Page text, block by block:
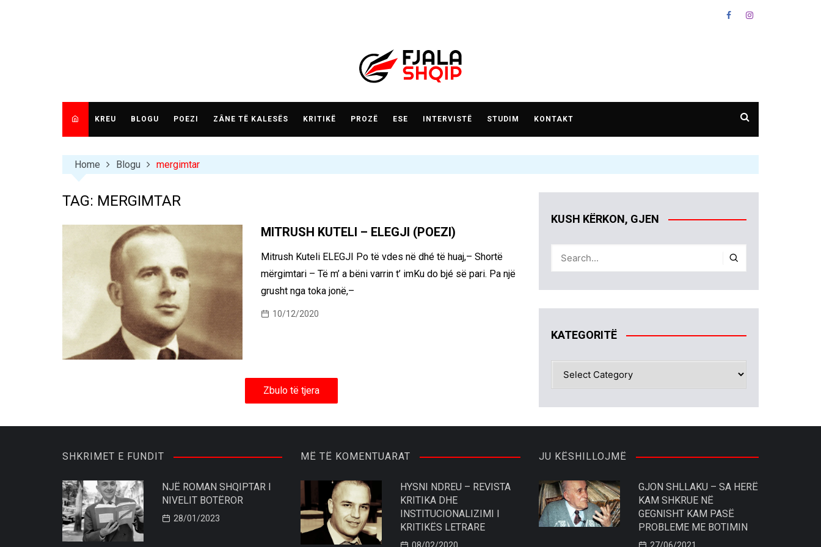
KREU BLOGU POEZI ZÂNE TË KALESËS KRITIKË PROZË ESE INTERVISTË STUDIM KONTAKT
Home Blogu mergimtar
TAG: MERGIMTAR
MITRUSH KUTELI – ELEGJI (POEZI)
Mitrush Kuteli ELEGJI Po të vdes në dhé të huaj,– Shortë
mërgimtari – Të m’ a bëni varrin t’ imKu do bjé së pari. Pa një
grusht nga toka jonë,–
10/12/2020
Zbulo të tjera
KUSH KËRKON, GJEN
KATEGORITË
KATEGORITË
SHKRIMET E FUNDIT
NJË ROMAN SHQIPTAR I
NIVELIT BOTËROR
28/01/2023
MË TË KOMENTUARAT
HYSNI NDREU – REVISTA
KRITIKA DHE
INSTITUCIONALIZIMI I
KRITIKËS LETRARE
JU KËSHILLOJMË
GJON SHLLAKU – SA HERË
KAM SHKRUE NË
GEGNISHT KAM PASË
PROBLEME ME BOTIMIN